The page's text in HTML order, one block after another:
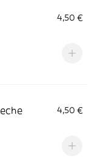
4,50 €
4,50 €